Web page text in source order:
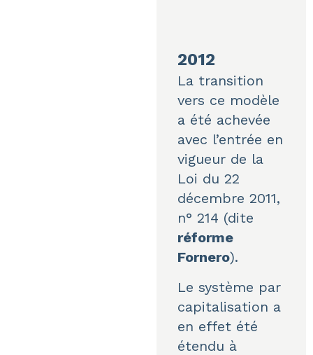
2012
La transition
vers ce modèle
a été achevée
avec l’entrée en
vigueur de la
Loi du 22
décembre 2011,
n° 214 (dite
réforme
Fornero).
Le système par
capitalisation a
en effet été
étendu à